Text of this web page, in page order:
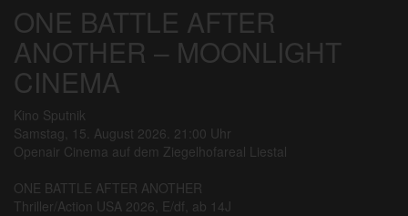
ONE BATTLE AFTER
ANOTHER – MOONLIGHT
CINEMA
Kino Sputnik
Samstag, 15. August 2026. 21:00 Uhr
Openair Cinema auf dem Ziegelhofareal Liestal
ONE BATTLE AFTER ANOTHER
Thriller/Action USA 2026, E/df, ab 14J